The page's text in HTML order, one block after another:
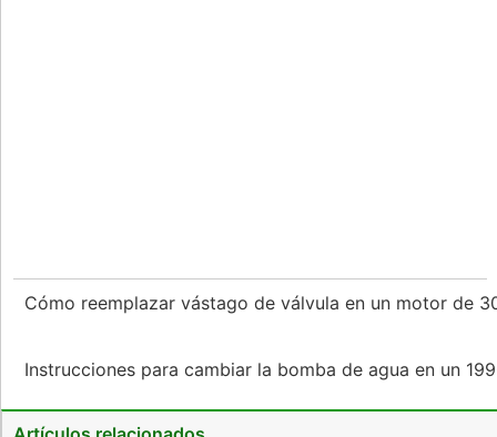
Cómo reemplazar vástago de válvula en un motor de
Instrucciones para cambiar la bomba de agua en un